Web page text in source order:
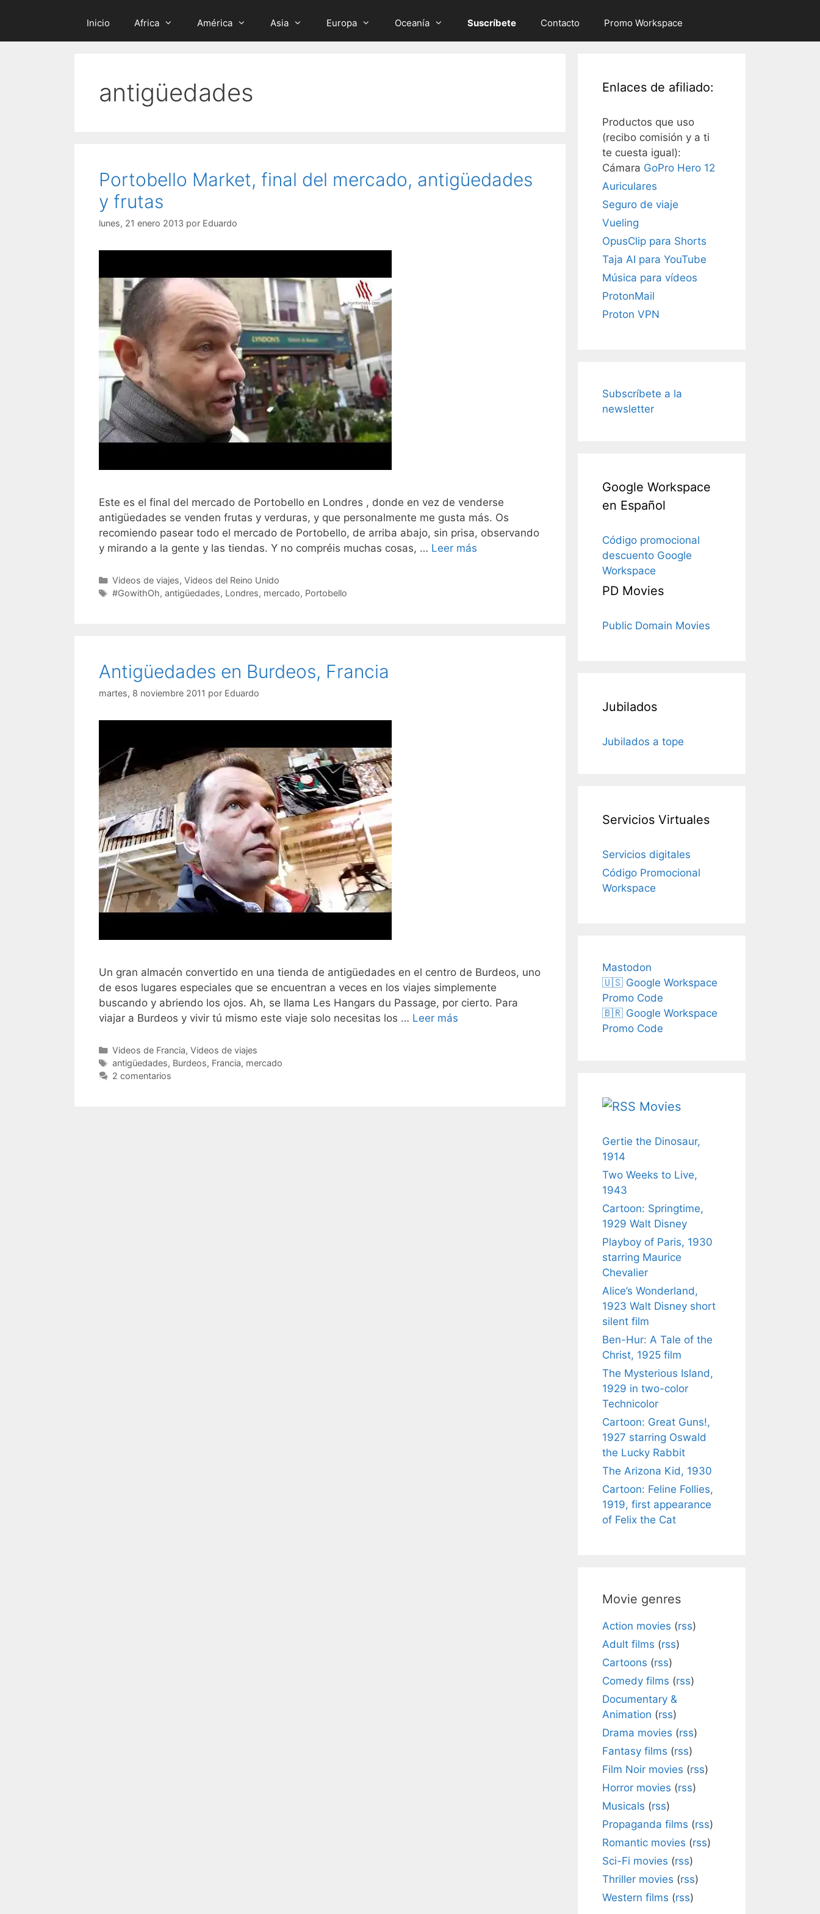
Inicio Africa América Asia Europa Oceanía Suscríbete Contacto Promo Workspace
antigüedades
Portobello Market, final del mercado, antigüedades
y frutas
lunes, 21 enero 2013 por Eduardo
Este es el final del mercado de Portobello en Londres , donde en vez de venderse
antigüedades se venden frutas y verduras, y que personalmente me gusta más. Os
recomiendo pasear todo el mercado de Portobello, de arriba abajo, sin prisa, observando
y mirando a la gente y las tiendas. Y no compréis muchas cosas, … Leer más
Categorías
Videos de viajes, Videos del Reino Unido
Etiquetas
#GowithOh, antigüedades, Londres, mercado, Portobello
Antigüedades en Burdeos, Francia
martes, 8 noviembre 2011 por Eduardo
Un gran almacén convertido en una tienda de antigüedades en el centro de Burdeos, uno
de esos lugares especiales que se encuentran a veces en los viajes simplemente
buscando y abriendo los ojos. Ah, se llama Les Hangars du Passage, por cierto. Para
viajar a Burdeos y vivir tú mismo este viaje solo necesitas los … Leer más
Categorías
Videos de Francia, Videos de viajes
Etiquetas
antigüedades, Burdeos, Francia, mercado
2 comentarios
Enlaces de afiliado:
Productos que uso
(recibo comisión y a ti
te cuesta igual):
Cámara GoPro Hero 12
Auriculares
Seguro de viaje
Vueling
OpusClip para Shorts
Taja AI para YouTube
Música para vídeos
ProtonMail
Proton VPN
Subscríbete a la
newsletter
Google Workspace
en Español
Código promocional
descuento Google
Workspace
PD Movies
Public Domain Movies
Jubilados
Jubilados a tope
Servicios Virtuales
Servicios digitales
Código Promocional
Workspace
Mastodon
🇺🇸 Google Workspace
Promo Code
🇧🇷 Google Workspace
Promo Code
Movies
Gertie the Dinosaur,
1914
Two Weeks to Live,
1943
Cartoon: Springtime,
1929 Walt Disney
Playboy of Paris, 1930
starring Maurice
Chevalier
Alice’s Wonderland,
1923 Walt Disney short
silent film
Ben-Hur: A Tale of the
Christ, 1925 film
The Mysterious Island,
1929 in two-color
Technicolor
Cartoon: Great Guns!,
1927 starring Oswald
the Lucky Rabbit
The Arizona Kid, 1930
Cartoon: Feline Follies,
1919, first appearance
of Felix the Cat
Movie genres
Action movies (rss)
Adult films (rss)
Cartoons (rss)
Comedy films (rss)
Documentary &
Animation (rss)
Drama movies (rss)
Fantasy films (rss)
Film Noir movies (rss)
Horror movies (rss)
Musicals (rss)
Propaganda films (rss)
Romantic movies (rss)
Sci-Fi movies (rss)
Thriller movies (rss)
Western films (rss)